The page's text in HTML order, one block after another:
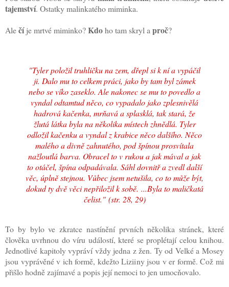
tajemství. Ostatky malinkatého miminka.
Alečíje mrtvé miminko?Kdoho tam skryl a proč?
"Tyler položil truhličku na zem, dřepl si k ní a vypáčil
ji. Dalo mu to celkem práci, jako by tam byl zámek
nebo se víko zaseklo. Ale nakonec se mu to povedlo a
vyndal odtamtud něco, co vypadalo jako zplesnivělá
hadrová kačenka, mrňavá a splasklá, tak stará, že
žlutá látka byla na několika místech zhnědlá. Tyler
odložil kačenku a vyndal z krabice něco dalšího. Něco
malého a divně zahnutého, pod špínou prosvítala
nažloutlá barva. Obracel to v rukou a jak mával a jak
to otáčel, špína odpadávala. Sáhl dovnitř a zvedl další
věc, úplně stejnou. Vůbec jsem netušila, co to může být,
dokud ty dvě věci nepřiložil k sobě. ...Byla to maličkatá
čelist." (str. 28, 29)
To by bylo ve zkratce nastínění prvních několika stránek, které
člověka uvrhnou do víru událostí, které se proplétají celou knihou.
Jednotlivé kapitoly vypráví vždy jedna z žen. Ty od Velké a Mosey
jsou vyprávěné v ich formě, kdežto Liziiny jsou v er formě. Což mi
přišlo hodně zajímavé a popis její nemoci to jen umocňovalo.